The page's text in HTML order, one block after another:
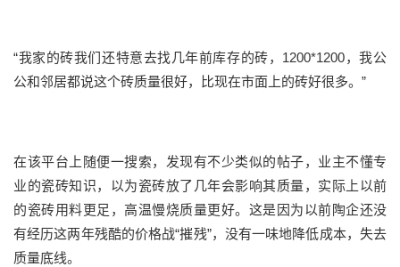
“我家的砖我们还特意去找几年前库存的砖，1200*1200，我公
公和邻居都说这个砖质量很好，比现在市面上的砖好很多。”
在该平台上随便一搜索，发现有不少类似的帖子，业主不懂专
业的瓷砖知识，以为瓷砖放了几年会影响其质量，实际上以前
的瓷砖用料更足，高温慢烧质量更好。这是因为以前陶企还没
有经历这两年残酷的价格战“摧残”，没有一味地降低成本，失去
质量底线。